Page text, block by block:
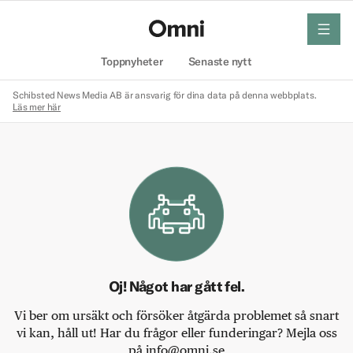
Toppnyheter Senaste nytt
meny
Schibsted News Media AB är ansvarig för dina data på denna webbplats.
Läs mer här
Oj! Något har gått fel.
Vi ber om ursäkt och försöker åtgärda problemet så snart
vi kan, håll ut! Har du frågor eller funderingar? Mejla oss